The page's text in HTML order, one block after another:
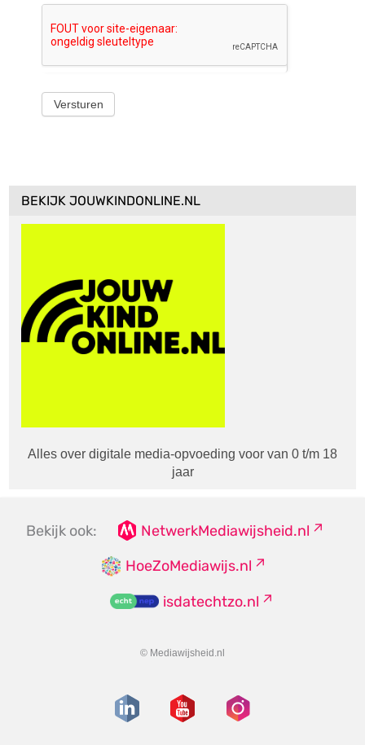
Versturen
BEKIJK JOUWKINDONLINE.NL
Alles over digitale media-opvoeding voor van 0 t/m 18
jaar
Bekijk ook:
NetwerkMediawijsheid.nl
HoeZoMediawijs.nl
isdatechtzo.nl
© Mediawijsheid.nl